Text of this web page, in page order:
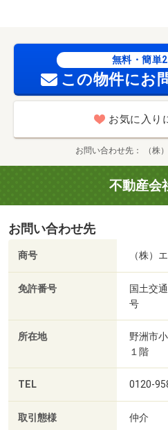
無料・簡単2
この物件にお
お気に入り
お問い合わせ先 （株
不動産会
お問い合わせ先
商号 （株）
免許番号
国土交
号
所在地
野洲市
１階
TEL 0120-
取引態様 仲介